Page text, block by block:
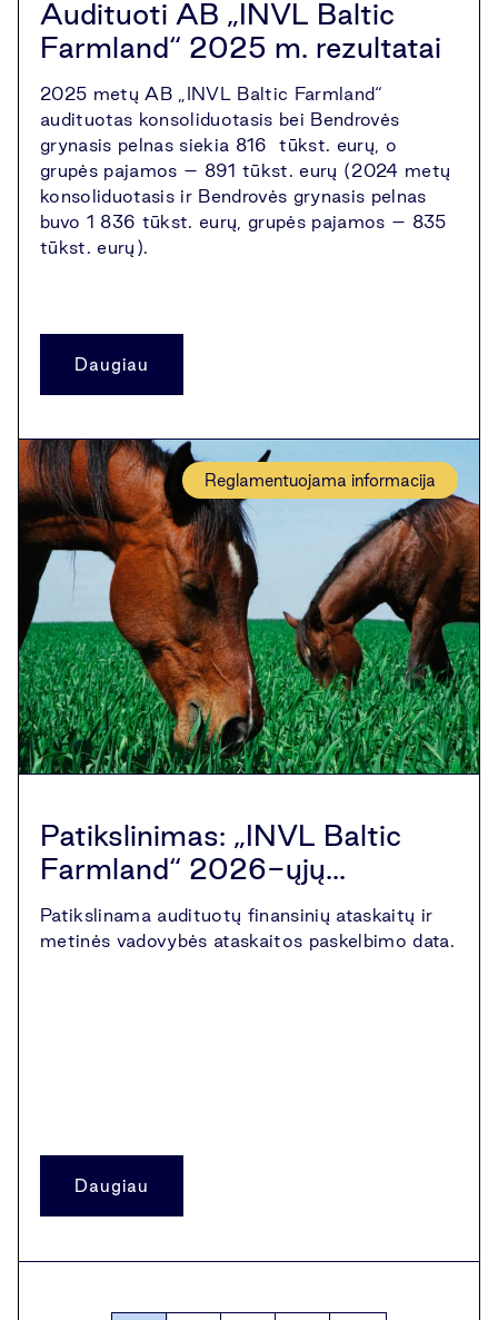
Audituoti AB „INVL Baltic
Farmland“ 2025 m. rezultatai
2025 metų AB „INVL Baltic Farmland“
audituotas konsoliduotasis bei Bendrovės
grynasis pelnas siekia 816 tūkst. eurų, o
grupės pajamos – 891 tūkst. eurų (2024 metų
konsoliduotasis ir Bendrovės grynasis pelnas
buvo 1 836 tūkst. eurų, grupės pajamos – 835
tūkst. eurų).
Daugiau
Reglamentuojama informacija
Patikslinimas: „INVL Baltic
Farmland“ 2026-ųjų...
Patikslinama audituotų finansinių ataskaitų ir
metinės vadovybės ataskaitos paskelbimo data.
Daugiau